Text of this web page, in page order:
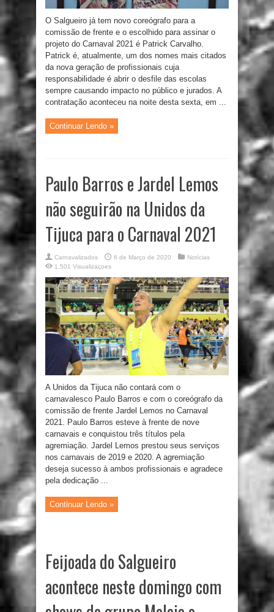
O Salgueiro já tem novo coreógrafo para a
comissão de frente e o escolhido para assinar o
projeto do Carnaval 2021 é Patrick Carvalho.
Patrick é, atualmente, um dos nomes mais citados
da nova geração de profissionais cuja
responsabilidade é abrir o desfile das escolas
sempre causando impacto no público e jurados. A
contratação aconteceu na noite desta sexta, em ...
Continuar Lendo »
Paulo Barros e Jardel Lemos
não seguirão na Unidos da
Tijuca para o Carnaval 2021
Carnavalizados 6 de Março de 2020
Notícias
1,501 Visualizaçoes
A Unidos da Tijuca não contará com o
carnavalesco Paulo Barros e com o coreógrafo da
comissão de frente Jardel Lemos no Carnaval
2021. Paulo Barros esteve à frente de nove
carnavais e conquistou três títulos pela
agremiação. Jardel Lemos prestou seus serviços
nos carnavais de 2019 e 2020. A agremiação
deseja sucesso à ambos profissionais e agradece
pela dedicação ...
Continuar Lendo »
Feijoada do Salgueiro
acontece neste domingo com